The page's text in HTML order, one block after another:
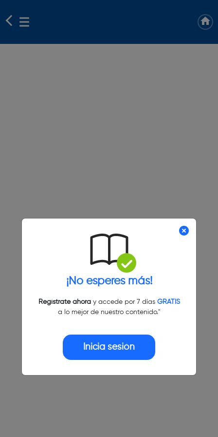
¡No esperes más!
Regístrate ahoray accede por 7 días GRATIS
a lo mejor de nuestro contenido."
Inicia sesión